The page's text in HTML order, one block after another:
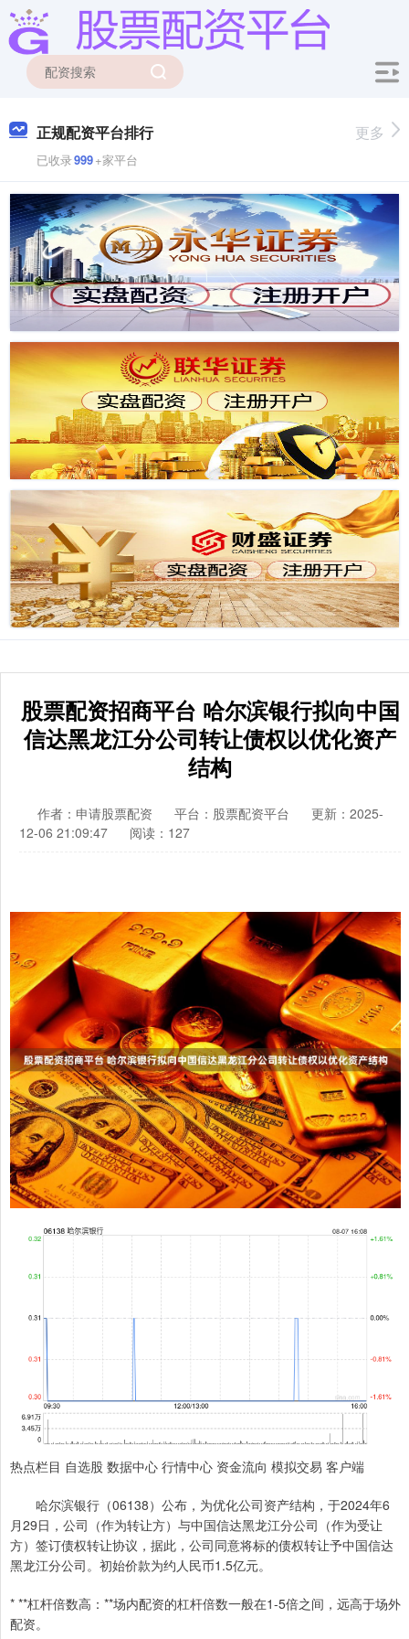
正规配资平台排行
已收录999+家平台
更多
股票配资招商平台 哈尔滨银行拟向中国
信达黑龙江分公司转让债权以优化资产
结构
作者：申请股票配资 平台：股票配资平台
更新：2025-
12-06 21:09:47
阅读：127
热点栏目 自选股 数据中心 行情中心 资金流向 模拟交易 客户端
哈尔滨银行（06138）公布，为优化公司资产结构，于2024年6
月29日，公司（作为转让方）与中国信达黑龙江分公司（作为受让
方）签订债权转让协议，据此，公司同意将标的债权转让予中国信达
黑龙江分公司。初始价款为约人民币1.5亿元。
* **杠杆倍数高：**场内配资的杠杆倍数一般在1-5倍之间，远高于场外
配资。